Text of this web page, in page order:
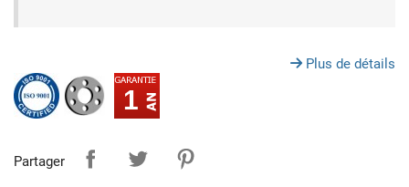
Plus de détails
1
Partager